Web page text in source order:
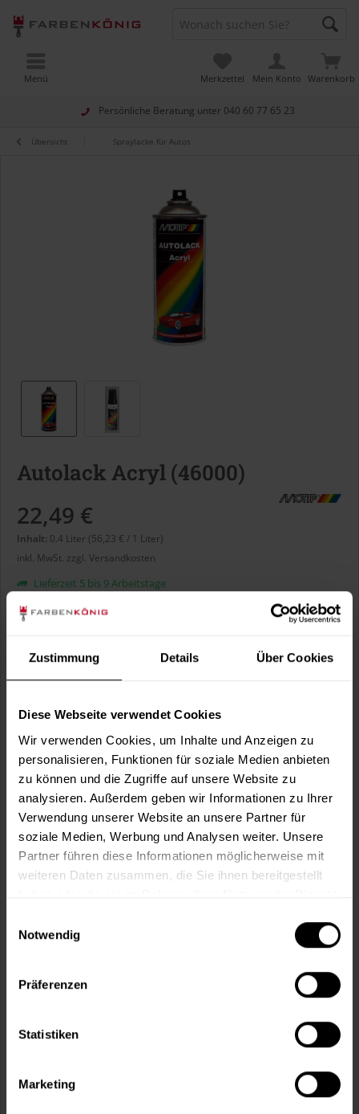
Zustimmung Details Über Cookies
Diese Webseite verwendet Cookies
Wir verwenden Cookies, um Inhalte und Anzeigen zu
personalisieren, Funktionen für soziale Medien anbieten
zu können und die Zugriffe auf unsere Website zu
analysieren. Außerdem geben wir Informationen zu Ihrer
Verwendung unserer Website an unsere Partner für
soziale Medien, Werbung und Analysen weiter. Unsere
Partner führen diese Informationen möglicherweise mit
weiteren Daten zusammen, die Sie ihnen bereitgestellt
Notwendig
Präferenzen
Statistiken
Marketing
Persönliche Beratung unter 040 60 77 65 23
Warenkorb
Merkzettel Mein Konto
Menü
Übersicht Spraylacke für Autos
Autolack Acryl (46000)
22,49 €
Inhalt: 0.4 Liter (56,23 € / 1 Liter)
inkl. MwSt. zzgl. Versandkosten
Lieferzeit 5 bis 9 Arbeitstage
Liter:
Verbrauch berechnen
In denWarenkorb